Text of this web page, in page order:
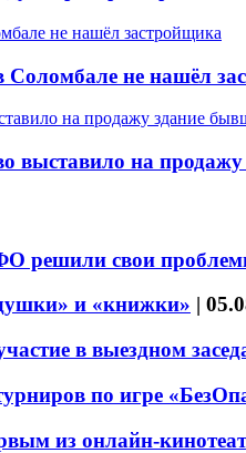
не нашёл
выставило на
решили свои
и «книжки» |
в выездном
по игре
из онлайн-